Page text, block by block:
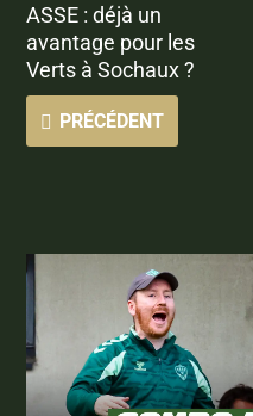
ASSE : déjà un
avantage pour les
Verts à Sochaux ?
PRÉCÉDENT